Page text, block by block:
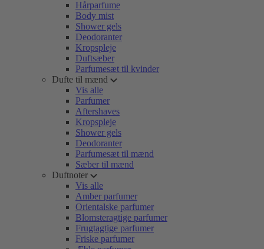
Hårparfume
Body mist
Shower gels
Deodoranter
Kropspleje
Duftsæber
Parfumesæt til kvinder
Dufte til mænd
Vis alle
Parfumer
Aftershaves
Kropspleje
Shower gels
Deodoranter
Parfumesæt til mænd
Sæber til mænd
Duftnoter
Vis alle
Amber parfumer
Orientalske parfumer
Blomsteragtige parfumer
Frugtagtige parfumer
Friske parfumer